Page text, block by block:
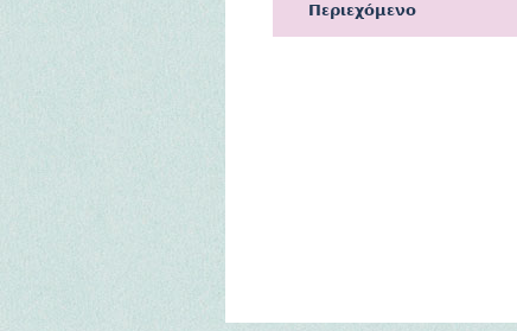
Περιεχόμενο